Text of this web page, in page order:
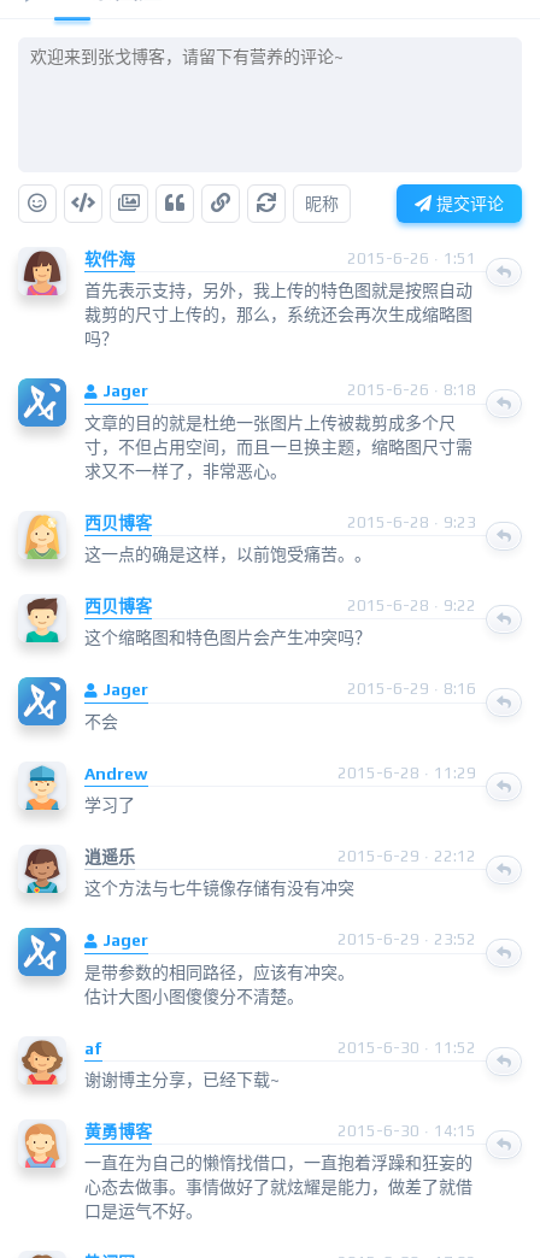
昵称 提交评论
软件海 2015-6-26 · 1:51
首先表示支持，另外，我上传的特色图就是按照自动
裁剪的尺寸上传的，那么，系统还会再次生成缩略图
吗？
Jager 2015-6-26 · 8:18
文章的目的就是杜绝一张图片上传被裁剪成多个尺
寸，不但占用空间，而且一旦换主题，缩略图尺寸需
求又不一样了，非常恶心。
西贝博客 2015-6-28 · 9:23
这一点的确是这样，以前饱受痛苦。。
西贝博客 2015-6-28 · 9:22
这个缩略图和特色图片会产生冲突吗？
Jager 2015-6-29 · 8:16
不会
Andrew 2015-6-28 · 11:29
学习了
逍遥乐 2015-6-29 · 22:12
这个方法与七牛镜像存储有没有冲突
Jager 2015-6-29 · 23:52
是带参数的相同路径，应该有冲突。
估计大图小图傻傻分不清楚。
af 2015-6-30 · 11:52
谢谢博主分享，已经下载~
黄勇博客 2015-6-30 · 14:15
一直在为自己的懒惰找借口，一直抱着浮躁和狂妄的
心态去做事。事情做好了就炫耀是能力，做差了就借
口是运气不好。